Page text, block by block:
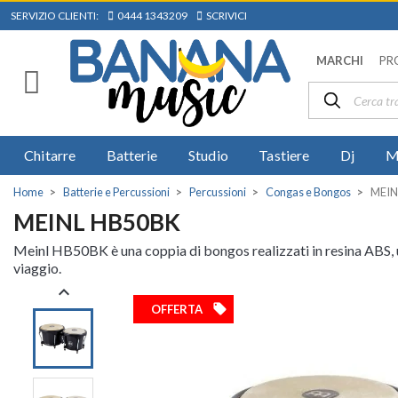
SERVIZIO CLIENTI: 0444 1343209 SCRIVICI
MARCHI
Chitarre Batterie Studio Tastiere Dj
Home Batterie e Percussioni Percussioni Congas e Bongos
MEINL HB50BK
Meinl HB50BK è una coppia di bongos realizzati in resina
viaggio.
OFFERTA local_offer
